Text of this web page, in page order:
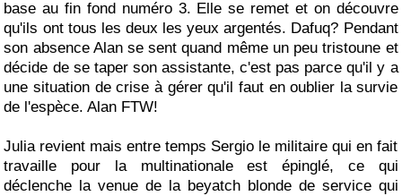
base au fin fond numéro 3. Elle se remet et on découvre
qu'ils ont tous les deux les yeux argentés. Dafuq? Pendant
son absence Alan se sent quand même un peu tristoune et
décide de se taper son assistante, c'est pas parce qu'il y a
une situation de crise à gérer qu'il faut en oublier la survie
de l'espèce. Alan FTW!
Julia revient mais entre temps Sergio le militaire qui en fait
travaille pour la multinationale est épinglé, ce qui
déclenche la venue de la beyatch blonde de service qui